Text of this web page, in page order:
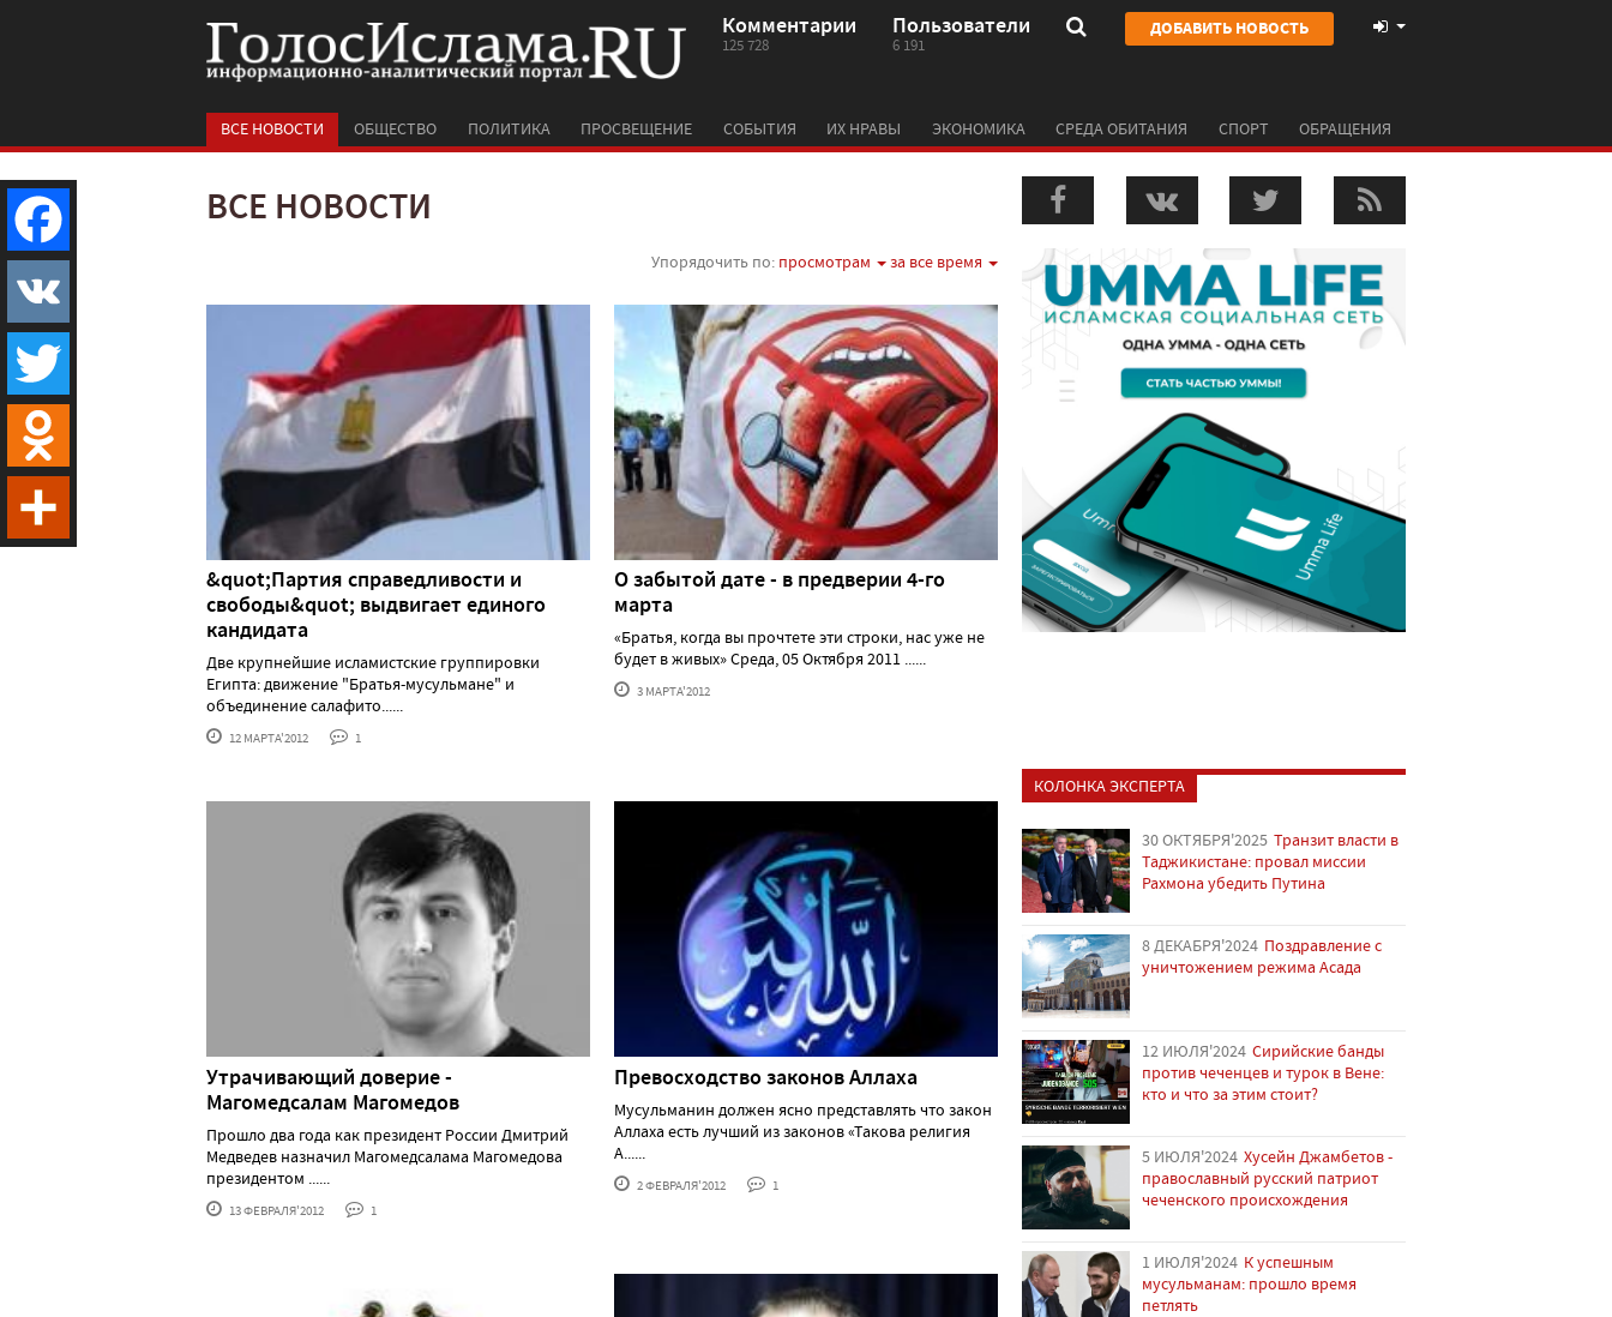
Комментарии
125 728
Пользователи
6 191
ДОБАВИТЬ НОВОСТЬ
ВСЕ НОВОСТИ ОБЩЕСТВО ПОЛИТИКА ПРОСВЕЩЕНИЕ СОБЫТИЯ ИХ НРАВЫ ЭКОНОМИКА СРЕДА ОБИТАНИЯ СПОРТ ОБРАЩЕНИЯ
ВСЕ НОВОСТИ
Упорядочить по: просмотрам за все время
&quot;Партия справедливости и
свободы&quot; выдвигает единого
кандидата
Две крупнейшие исламистские группировки
Египта: движение "Братья-мусульмане" и
объединение салафито......
12 МАРТА'2012 1
О забытой дате - в предверии 4-го
марта
«Братья, когда вы прочтете эти строки, нас уже не
будет в живых» Среда, 05 Октября 2011 ......
3 МАРТА'2012
Утрачивающий доверие -
Магомедсалам Магомедов
Прошло два года как президент России Дмитрий
Медведев назначил Магомедсалама Магомедова
президентом ......
13 ФЕВРАЛЯ'2012 1
Превосходство законов Аллаха
Мусульманин должен ясно представлять что закон
Аллаха есть лучший из законов «Такова религия
А......
2 ФЕВРАЛЯ'2012 1
КОЛОНКА ЭКСПЕРТА
30 ОКТЯБРЯ'2025 Транзит власти в
Таджикистане: провал миссии
Рахмона убедить Путина
8 ДЕКАБРЯ'2024 Поздравление с
уничтожением режима Асада
12 ИЮЛЯ'2024 Сирийские банды
против чеченцев и турок в Вене:
кто и что за этим стоит?
5 ИЮЛЯ'2024 Хусейн Джамбетов -
православный русский патриот
чеченского происхождения
1 ИЮЛЯ'2024 К успешным
мусульманам: прошло время
петлять
Facebook
VK
Twitter
Odnoklassniki